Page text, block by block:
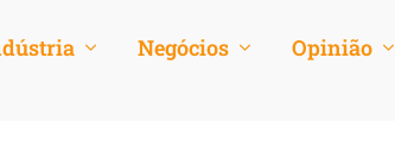
Negócios Opinião